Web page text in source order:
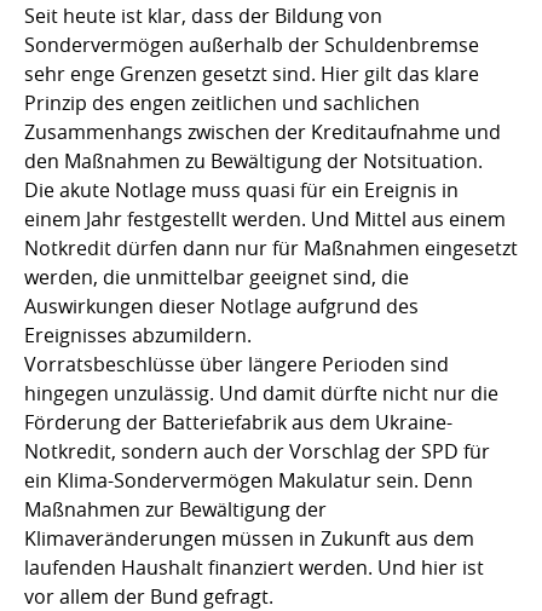
Seit heute ist klar, dass der Bildung von
Sondervermögen außerhalb der Schuldenbremse
sehr enge Grenzen gesetzt sind. Hier gilt das klare
Prinzip des engen zeitlichen und sachlichen
Zusammenhangs zwischen der Kreditaufnahme und
den Maßnahmen zu Bewältigung der Notsituation.
Die akute Notlage muss quasi für ein Ereignis in
einem Jahr festgestellt werden. Und Mittel aus einem
Notkredit dürfen dann nur für Maßnahmen eingesetzt
werden, die unmittelbar geeignet sind, die
Auswirkungen dieser Notlage aufgrund des
Ereignisses abzumildern.
Vorratsbeschlüsse über längere Perioden sind
hingegen unzulässig. Und damit dürfte nicht nur die
Förderung der Batteriefabrik aus dem Ukraine-
Notkredit, sondern auch der Vorschlag der SPD für
ein Klima-Sondervermögen Makulatur sein. Denn
Maßnahmen zur Bewältigung der
Klimaveränderungen müssen in Zukunft aus dem
laufenden Haushalt finanziert werden. Und hier ist
vor allem der Bund gefragt.